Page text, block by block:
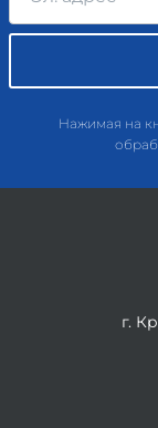
Нажимая на
г.